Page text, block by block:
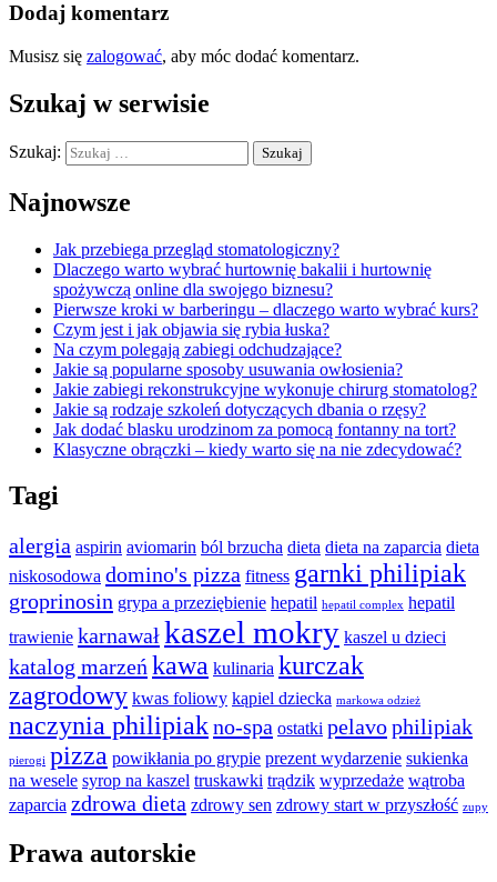
Dodaj komentarz
Musisz się zalogować, aby móc dodać komentarz.
Szukaj w serwisie
Szukaj:
Najnowsze
Jak przebiega przegląd stomatologiczny?
Dlaczego warto wybrać hurtownię bakalii i hurtownię
spożywczą online dla swojego biznesu?
Pierwsze kroki w barberingu – dlaczego warto wybrać kurs?
Czym jest i jak objawia się rybia łuska?
Na czym polegają zabiegi odchudzające?
Jakie są popularne sposoby usuwania owłosienia?
Jakie zabiegi rekonstrukcyjne wykonuje chirurg stomatolog?
Jakie są rodzaje szkoleń dotyczących dbania o rzęsy?
Jak dodać blasku urodzinom za pomocą fontanny na tort?
Klasyczne obrączki – kiedy warto się na nie zdecydować?
Tagi
alergia aspirin aviomarin ból brzucha dieta dieta na zaparcia dieta
niskosodowa domino's pizza fitness garnki philipiak
groprinosin grypa a przeziębienie hepatil hepatil complex hepatil
trawienie karnawałkaszel mokry kaszel u dzieci
katalog marzeń kawa kulinaria kurczak
zagrodowy kwas foliowy kąpiel dziecka markowa odzież
naczynia philipiakno-spa ostatki pelavophilipiak
pierogi pizza powikłania po grypie prezent wydarzenie sukienka
na wesele syrop na kaszel truskawki trądzik wyprzedaże wątroba
zaparcia zdrowa dieta zdrowy sen zdrowy start w przyszłość zupy
Prawa autorskie